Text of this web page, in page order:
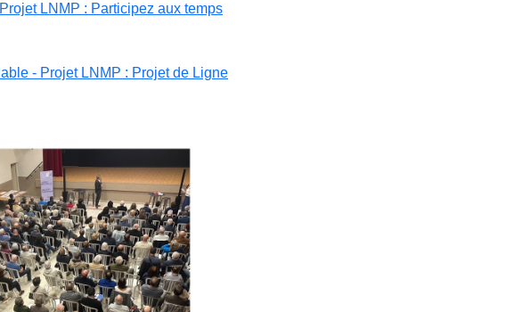
LNMP : Participez aux temps
- Projet LNMP : Projet de Ligne